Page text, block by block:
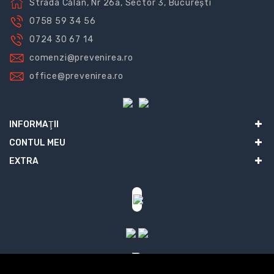
Strada Călan, Nr 26a, Sector 3, București
0758 59 34 56
0724 30 67 14
comenzi@prevenirea.ro
office@prevenirea.ro
INFORMAŢII
CONTUL MEU
EXTRA